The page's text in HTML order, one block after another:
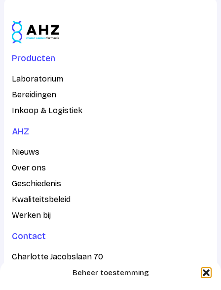
Beheer toestemming
Producten
Laboratorium
Bereidingen
Inkoop & Logistiek
AHZ
Nieuws
Over ons
Geschiedenis
Kwaliteitsbeleid
Werken bij
Contact
Charlotte Jacobslaan 70
2545 AB Den Haag